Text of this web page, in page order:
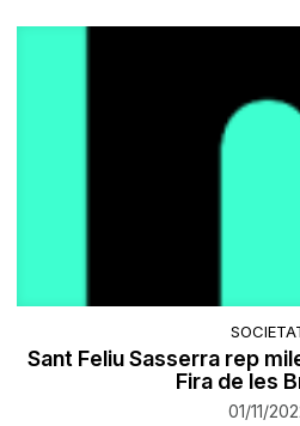
Sant Feliu Sasserra rep
Fira de les
01/11/